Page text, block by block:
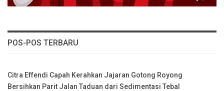
POS-POS TERBARU
Citra Effendi Capah Kerahkan Jajaran Gotong Royong
Bersihkan Parit Jalan Taduan dari Sedimentasi Tebal